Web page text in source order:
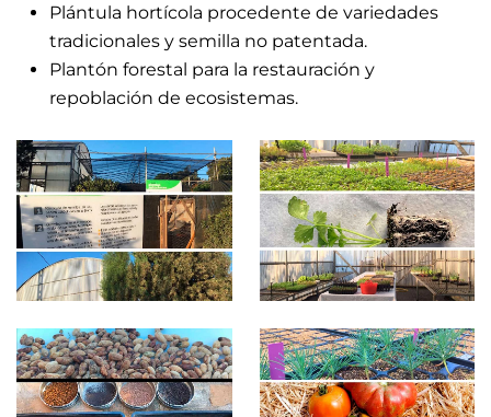
Plántula hortícola procedente de variedades
tradicionales y semilla no patentada.
Plantón forestal para la restauración y
repoblación de ecosistemas.